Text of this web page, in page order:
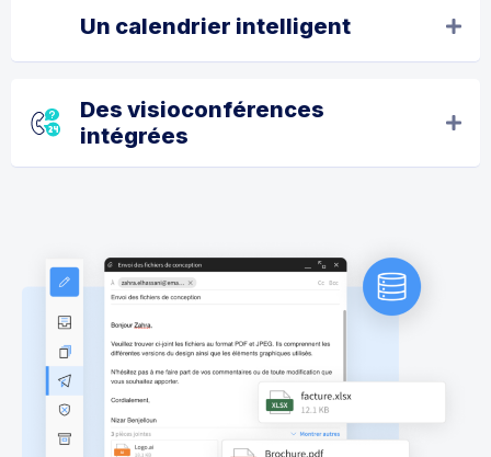
Un calendrier intelligent
Des visioconférences
intégrées